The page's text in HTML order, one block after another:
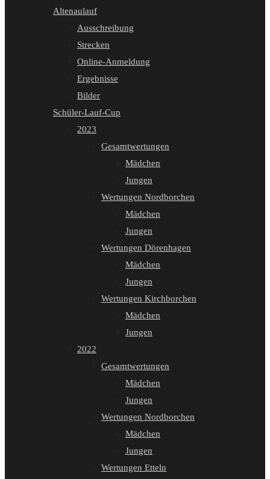
Altenaulauf
Ausschreibung
Strecken
Online-Anmeldung
Ergebnisse
Bilder
Schüler-Lauf-Cup
2023
Gesamtwertungen
Mädchen
Jungen
Wertungen Nordborchen
Mädchen
Jungen
Wertungen Dörenhagen
Mädchen
Jungen
Wertungen Kirchborchen
Mädchen
Jungen
2022
Gesamtwertungen
Mädchen
Jungen
Wertungen Nordborchen
Mädchen
Jungen
Wertungen Etteln